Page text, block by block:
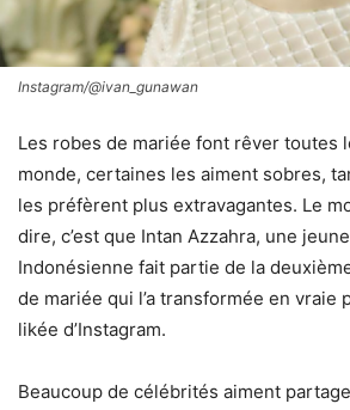
Instagram/@ivan_gunawan
Les robes de mariée font rêver toutes
monde, certaines les aiment sobres,
les préfèrent plus extravagantes. Le
dire, c’est que Intan Azzahra, une
Indonésienne fait partie de la
de mariée qui l’a transformée en vraie
likée d’Instagram.
Beaucoup de célébrités aiment